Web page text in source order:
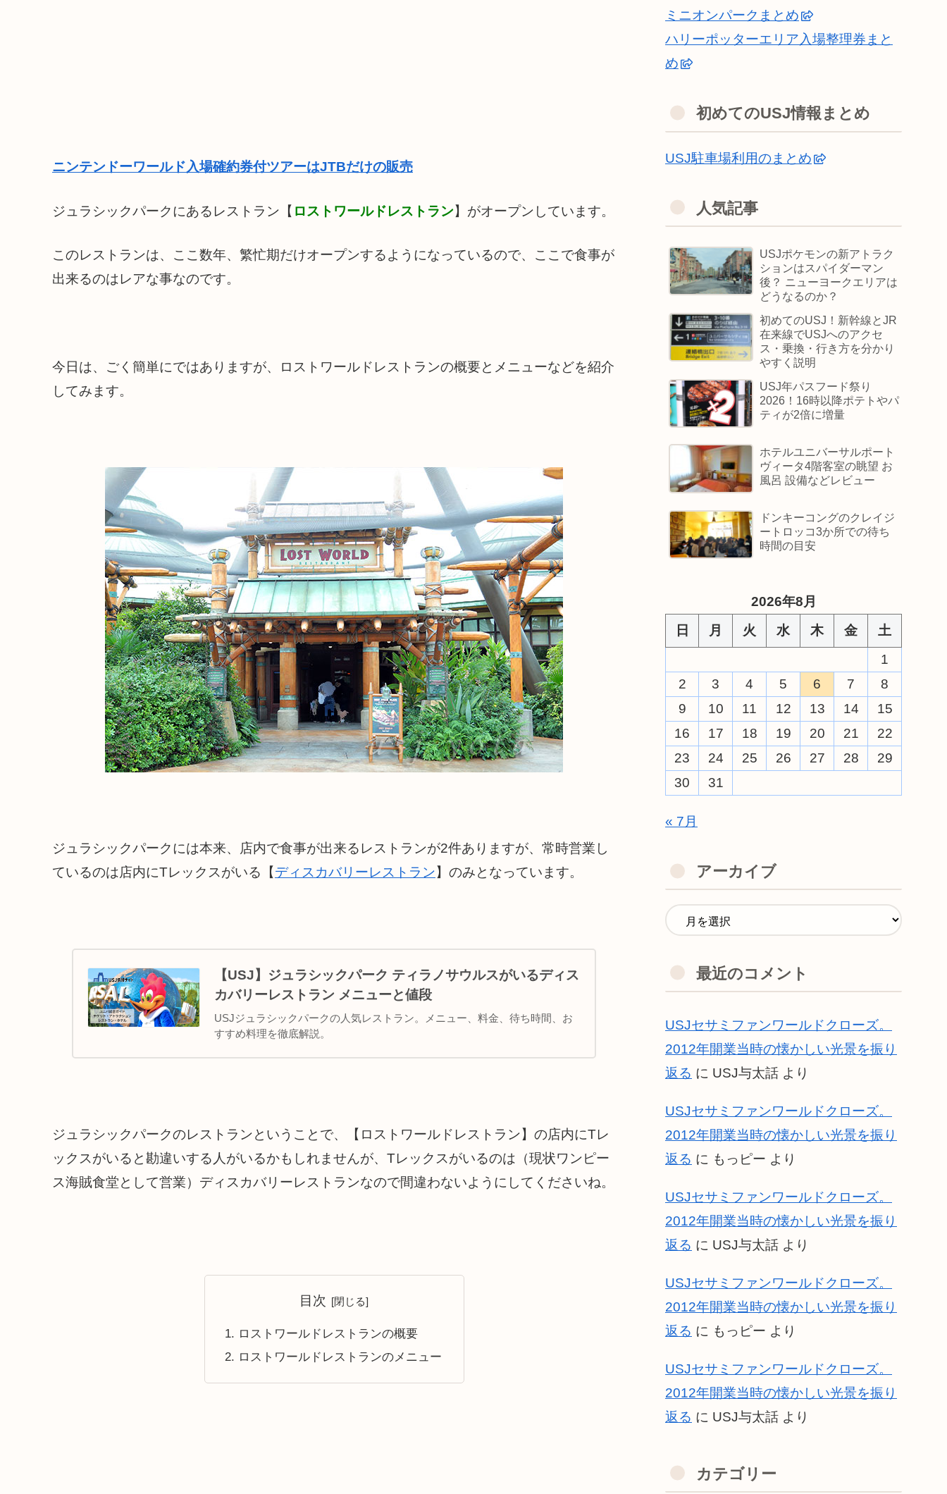
ニンテンドーワールド入場確約券付ツアーはJTBだけの販売
ジュラシックパークにあるレストラン【 ロストワールドレストラン】がオープンしています。
このレストランは、ここ数年、繁忙期だけオープンするようになっているので、ここで食事が
出来るのはレアな事なのです。
今日は、ごく簡単にではありますが、ロストワールドレストランの概要とメニューなどを紹介
してみます。
ジュラシックパークには本来、店内で食事が出来るレストランが2件ありますが、常時営業し
ているのは店内にTレックスがいる【ディスカバリーレストラン】のみとなっています。
【USJ】ジュラシックパーク ティラノサウルスがいるディス
カバリーレストラン メニューと値段
USJジュラシックパークの人気レストラン。メニュー、料金、待ち時間、お
すすめ料理を徹底解説。
ジュラシックパークのレストランということで、【ロストワールドレストラン】の店内にTレ
ックスがいると勘違いする人がいるかもしれませんが、Tレックスがいるのは（現状ワンピー
ス海賊食堂として営業）ディスカバリーレストランなので間違わないようにしてくださいね。
目次
ロストワールドレストランの概要
ロストワールドレストランのメニュー
ミニオンパークまとめ
ハリーポッターエリア入場整理券まと
め
初めてのUSJ情報まとめ
USJ駐車場利用のまとめ
人気記事
USJポケモンの新アトラク
ションはスパイダーマン
後？ ニューヨークエリアは
どうなるのか？
初めてのUSJ！新幹線とJR
在来線でUSJへのアクセ
ス・乗換・行き方を分かり
やすく説明
USJ年パスフード祭り
2026！16時以降ポテトやパ
ティが2倍に増量
ホテルユニバーサルポート
ヴィータ4階客室の眺望 お
風呂 設備などレビュー
ドンキーコングのクレイジ
ートロッコ3か所での待ち
時間の目安
2026年8月
日
月 火 水 木 金
土
1
2
3 4 5 6 7
8
9
10 11 12 13 14
15
16
17 18 19 20 21
22
23
24 25 26 27 28
29
30
31
« 7月
アーカイブ
最近のコメント
USJセサミファンワールドクローズ。
2012年開業当時の懐かしい光景を振り
返る に USJ与太話 より
USJセサミファンワールドクローズ。
2012年開業当時の懐かしい光景を振り
返る に もっピー より
USJセサミファンワールドクローズ。
2012年開業当時の懐かしい光景を振り
返る に USJ与太話 より
USJセサミファンワールドクローズ。
2012年開業当時の懐かしい光景を振り
返る に もっピー より
USJセサミファンワールドクローズ。
2012年開業当時の懐かしい光景を振り
返る に USJ与太話 より
カテゴリー